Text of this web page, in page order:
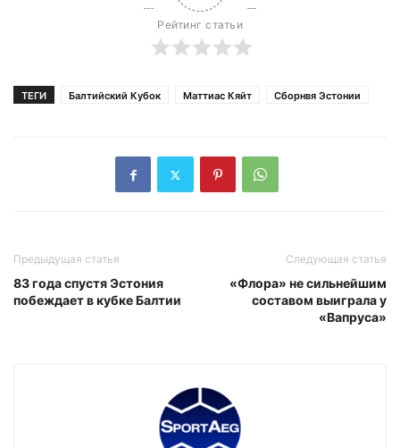
Рейтинг статьи
ТЕГИ Балтийский Кубок Маттиас Кяйт Сборнвя Эстонии
Предыдущая статья
83 года спустя Эстония
побеждает в кубке Балтии
Следующая статья
«Флора» не сильнейшим
составом выиграла у
«Вапруса»